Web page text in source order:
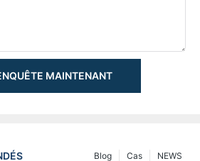
MAINTENANT
NEWS
Cas
Blog